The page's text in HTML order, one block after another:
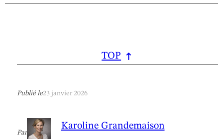
TOP
Publié le23 janvier 2026
Par
Karoline Grandemaison